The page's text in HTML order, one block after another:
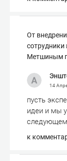
От
Метшиным
14
пусть
идеи и мы
к